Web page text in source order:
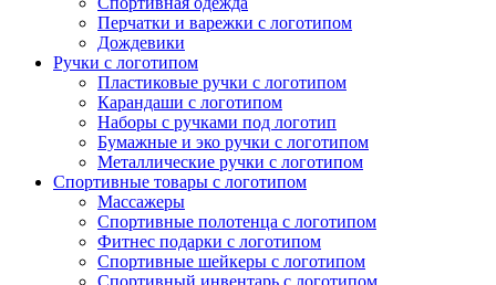
Перчатки и варежки с логотипом
Дождевики
Ручки с логотипом
Пластиковые ручки с логотипом
Карандаши с логотипом
Наборы с ручками под логотип
Бумажные и эко ручки с логотипом
Металлические ручки с логотипом
Спортивные товары с логотипом
Массажеры
Спортивные полотенца с логотипом
Фитнес подарки с логотипом
Спортивные шейкеры с логотипом
Спортивный инвентарь с логотипом